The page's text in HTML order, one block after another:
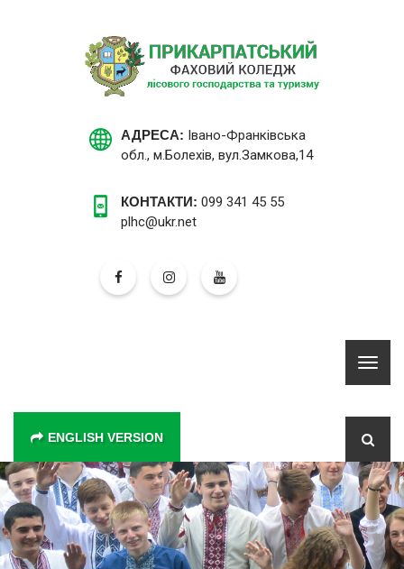
АДРЕСА: Івано-Франківська
обл., м.Болехів, вул.Замкова,14
КОНТАКТИ: 099 341 45 55
plhc@ukr.net
ENGLISH VERSION